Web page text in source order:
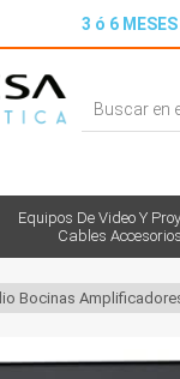
3 ó 6
Equipos De Video Y
Cables Accesorios
Bocinas